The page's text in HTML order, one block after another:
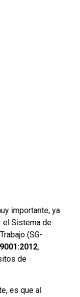
importante, ya
el Sistema de
(SG-
,
de
es que al